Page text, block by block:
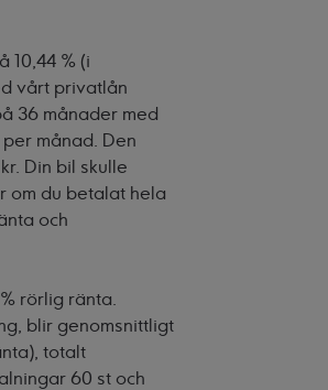
10,44 % (i
vårt privatlån
36 månader med
månad. Den
Din bil skulle
om du betalat hela
och
rörlig ränta.
blir genomsnittligt
totalt
60 st och